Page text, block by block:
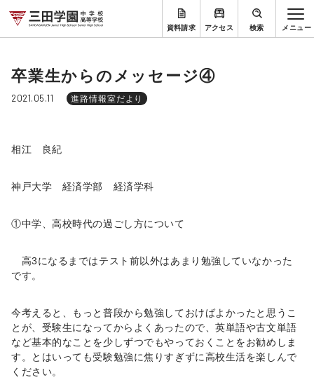
資料請求 アクセス 検索
卒業生からのメッセージ④
2021.05.11 進路情報室だより
相江 良紀
神戸大学 経済学部 経済学科
①中学、高校時代の過ごし方について
高3になるまではテスト前以外はあまり勉強していなかった
です。
今考えると、もっと普段から勉強しておけばよかったと思うこ
とが、受験生になってからよくあったので、英単語や古文単語
など基本的なことを少しずつでもやっておくことをお勧めしま
す。とはいっても受験勉強に焦りすぎずに高校生活を楽しんで
ください。